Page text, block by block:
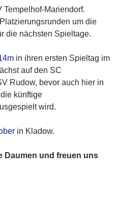
Mariendorf.
um die
die nächsten Spieltage.
in ihren ersten Spieltag im
auf den SC
Rudow, bevor auch hier in
künftige
wird.
in Kladow.
Daumen und freuen uns